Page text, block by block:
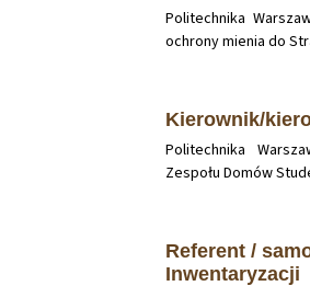
Politechnika
ochrony mienia do
Kierownik/
Politechnika
Zespołu Domów
Referent /
Inwentaryzacji